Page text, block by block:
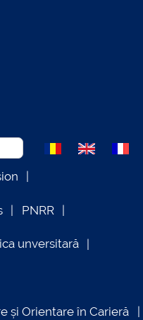
PNRR
unversitară
și Orientare în Carieră